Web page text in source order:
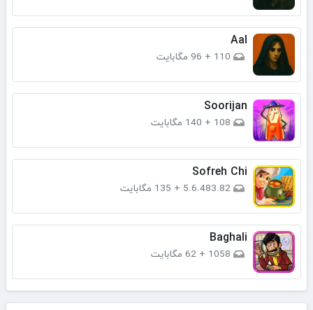
Aal
110
+ 96 مگابایت
Soorijan
108
+ 140 مگابایت
Sofreh Chi
5.6.483.82
+ 135 مگابایت
Baghali
1058
+ 62 مگابایت